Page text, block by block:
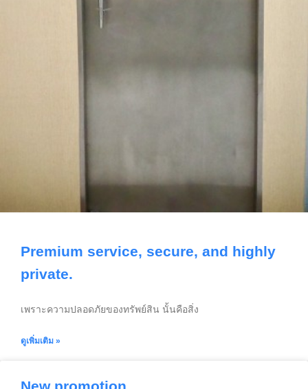
Premium service, secure, and highly
private.
เพราะความปลอดภัยของทรัพย์สิน นั้นคือสิ่ง
ดูเพิ่มเติม »
New promotion